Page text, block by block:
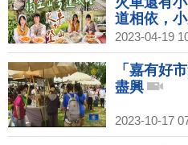
道相依，
迷必看！
還有良心
定要的！
的繽紛台灣
2023-04-19
「嘉有好
盡興
2023-10-17